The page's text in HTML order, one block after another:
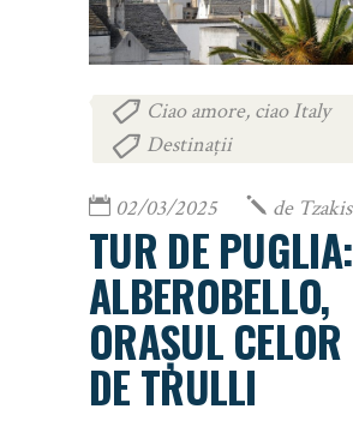
Ciao amore, ciao Italy
Destinații
02/03/2025 de Tzakis
TUR DE PUGLIA:
ALBEROBELLO,
ORAȘUL
DE TRULLI